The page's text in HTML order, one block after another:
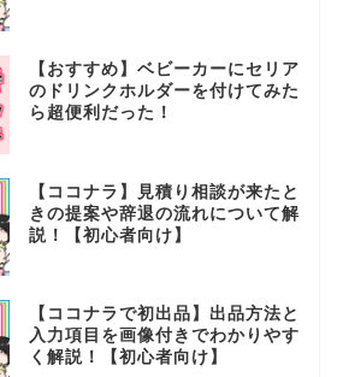
【おすすめ】ベビーカーにセリア
のドリンクホルダーを付けてみた
ら超便利だった！
【ココナラ】見積り相談が来たと
きの提案や辞退の流れについて解
説！【初心者向け】
【ココナラで初出品】出品方法と
入力項目を画像付きでわかりやす
く解説！【初心者向け】